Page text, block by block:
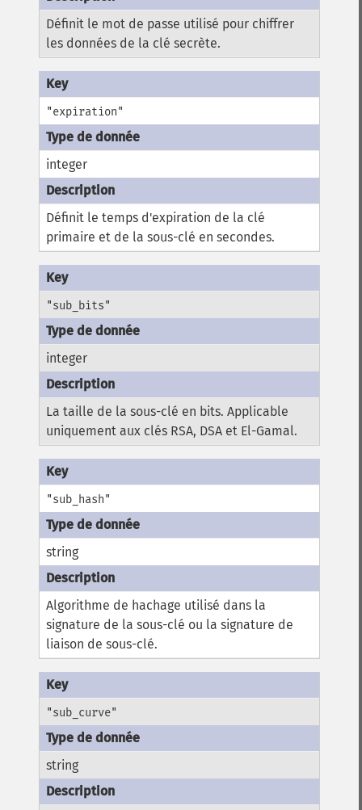
Définit le mot de passe utilisé pour chiffrer
les données de la clé secrète.
"expiration"
integer
Définit le temps d'expiration de la clé
primaire et de la sous-clé en secondes.
"sub_bits"
integer
La taille de la sous-clé en bits. Applicable
uniquement aux clés RSA, DSA et El-Gamal.
"sub_hash"
string
Algorithme de hachage utilisé dans la
signature de la sous-clé ou la signature de
liaison de sous-clé.
"sub_curve"
string